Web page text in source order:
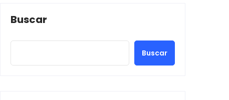
Buscar
Buscar